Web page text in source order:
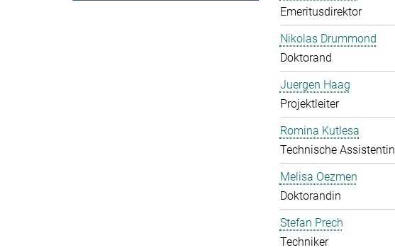
Emeritusdirektor
Nikolas Drummond
Doktorand
Juergen Haag
Projektleiter
Romina Kutlesa
Technische Assistentin
Melisa Oezmen
Doktorandin
Stefan Prech
Techniker